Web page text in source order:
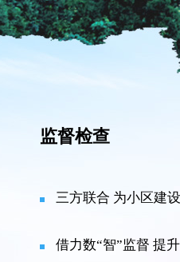
监督检查
三方联合 为小区建
借力数“智”监督 提